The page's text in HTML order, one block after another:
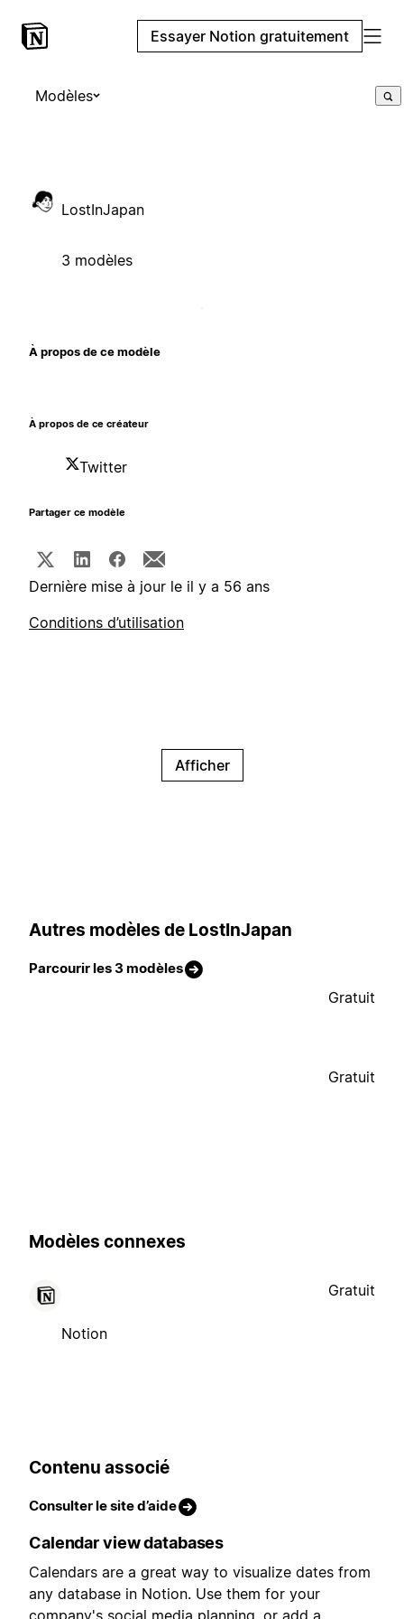
Essayer Notion gratuitement
Modèles
LostInJapan
3 modèles
À propos de ce modèle
À propos de ce créateur
Twitter
Partager ce modèle
Dernière mise à jour le il y a 56 ans
Conditions d’utilisation
Afficher
Autres modèles de LostInJapan
Parcourir les 3 modèles
Gratuit
Gratuit
Modèles connexes
Notion
Gratuit
Contenu associé
Consulter le site d’aide
Calendar view databases
Calendars are a great way to visualize dates from
any database in Notion. Use them for your